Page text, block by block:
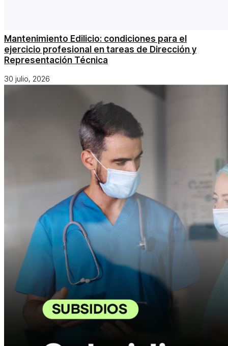
Mantenimiento Edilicio: condiciones para el
ejercicio profesional en tareas de Dirección y
Representación Técnica
30 julio, 2026